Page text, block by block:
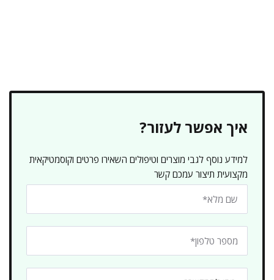
איך אפשר לעזור?
למידע נוסף לגבי מוצרים וטיפולים השאירו פרטים וקוסמטיקאית
מקצועית תיצור עמכם קשר